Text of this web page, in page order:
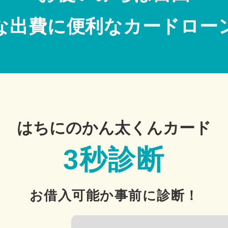
出費に便利なカードロー
はちにのかん太くんカード
3秒診断
お借入可能か事前に診断！